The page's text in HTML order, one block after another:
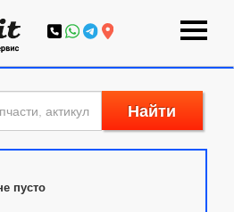
Найти
пусто